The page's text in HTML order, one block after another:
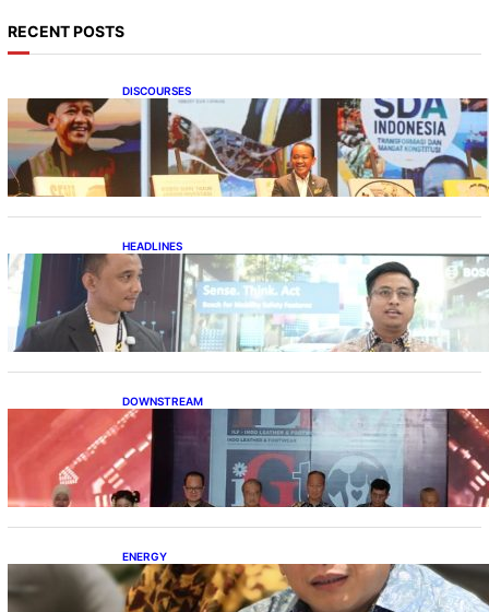
RECENT POSTS
DISCOURSES
Bahlil Luncurkan 10 Buku Rekam Jejak
Kepemimpinan dan Kebijakan
HEADLINES
Teknologi Keselamatan, Penentu Baru
Persaingan Industri Otomotif
DOWNSTREAM
Terbuka, Peluang Usaha bagi IKM Alas Kaki
Lokal
ENERGY
IESR: Kepemimpinan Terpadu jadi Kunci
Percepatan PLTS 100 GW